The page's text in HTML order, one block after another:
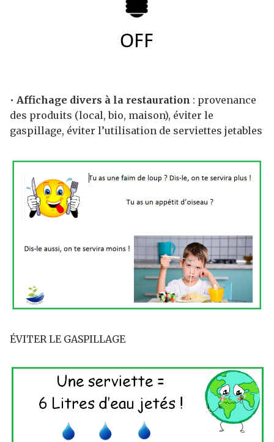
• Affichage divers à la restauration : provenance
des produits (local, bio, maison), éviter le
gaspillage, éviter l’utilisation de serviettes jetables
ÉVITER LE GASPILLAGE